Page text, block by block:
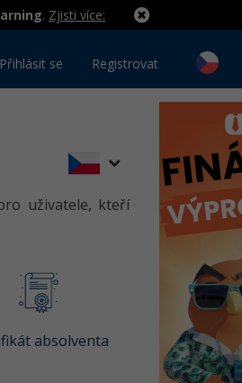
. Zjisti více:
Přihlásit se Registrovat
uživatele, kteří
absolventa